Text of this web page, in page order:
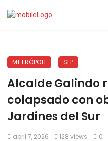
METRÓPOLI SLP
Alcalde Galindo
colapsado con
Jardines del Sur
abril 7, 2026 128 views 0